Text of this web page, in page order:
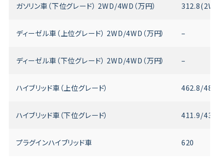
ガソリン車（下位グレード） 2WD/4WD（万円）
ディーゼル車（上位グレード） 2WD/4WD（万円） –
ディーゼル車（下位グレード） 2WD/4WD（万円） –
ハイブリッド車（上位グレード） 462.8/
ハイブリッド車（下位グレード） 411.9/
プラグインハイブリッド車 620